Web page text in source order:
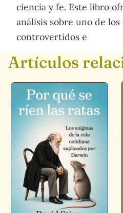
ciencia y fe. Este libro
análisis sobre uno de los
controvertidos e
Artículos